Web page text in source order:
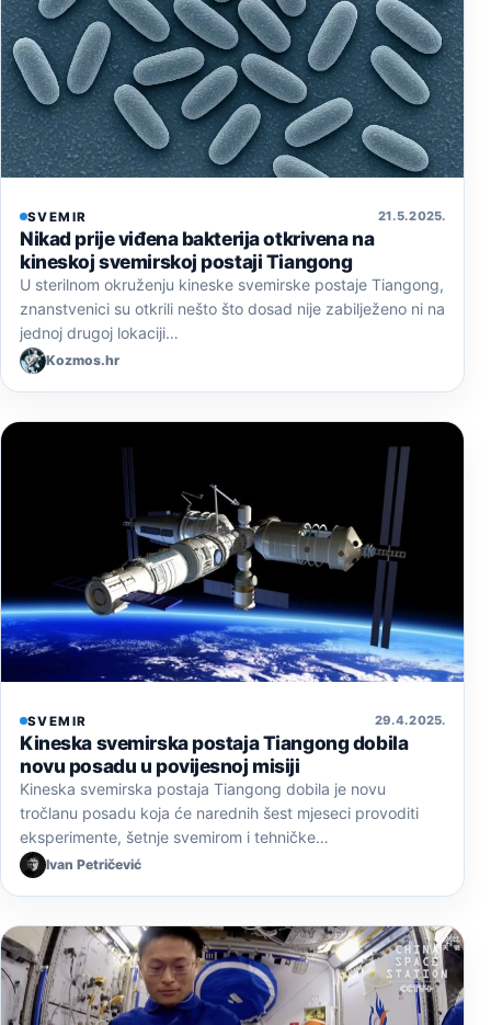
SVEMIR 21. 5. 2025.
Nikad prije viđena bakterija otkrivena na
kineskoj svemirskoj postaji Tiangong
U sterilnom okruženju kineske svemirske postaje Tiangong,
znanstvenici su otkrili nešto što dosad nije zabilježeno ni na
jednoj drugoj lokaciji…
Kozmos.hr
SVEMIR 29. 4. 2025.
Kineska svemirska postaja Tiangong dobila
novu posadu u povijesnoj misiji
Kineska svemirska postaja Tiangong dobila je novu
tročlanu posadu koja će narednih šest mjeseci provoditi
eksperimente, šetnje svemirom i tehničke…
Ivan Petričević